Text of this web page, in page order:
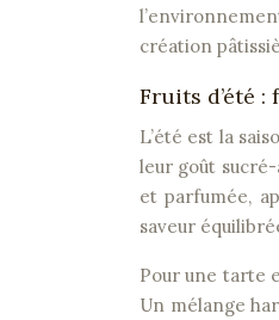
création
Fruits d’été
L’été est la
leur goût
et parfumée,
saveur
Pour une tarte
Un mélange